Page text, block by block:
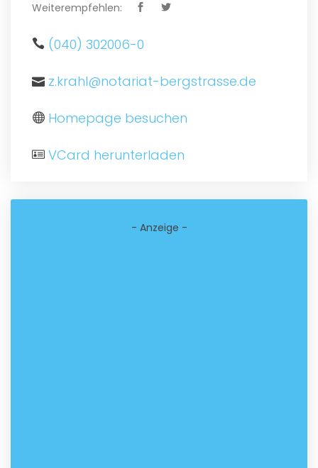
Weiterempfehlen:
(040) 302006-0
z.krahl@notariat-bergstrasse.de
Homepage besuchen
VCard herunterladen
- Anzeige -